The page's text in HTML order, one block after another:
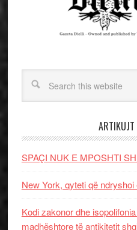
ARTIKUJT
SPAÇI NUK E MPOSHTI
New York, qyteti që
Kodi zakonor dhe
madhështore të antikitetit